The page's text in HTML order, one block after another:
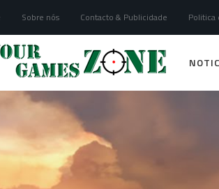
Sobre nós Contacto & Publicidade Politica